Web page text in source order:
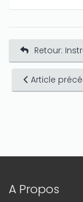
Retour:
Article
A Propos